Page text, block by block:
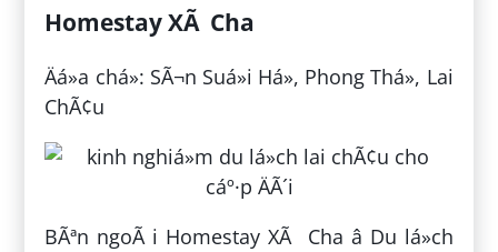
Homestay XÃ Cha
Äá»a chá»: SÃ¬n Suá»i Há», Phong Thá», Lai
ChÃ¢u
BÃªn ngoÃ i Homestay XÃ Cha â Du lá»ch